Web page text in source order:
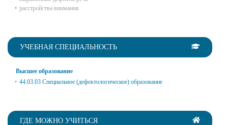
расстройства внимания
УЧЕБНАЯ СПЕЦИАЛЬНОСТЬ
Высшее образование
44.03.03 Специальное (дефектологическое) образование
ГДЕ МОЖНО УЧИТЬСЯ